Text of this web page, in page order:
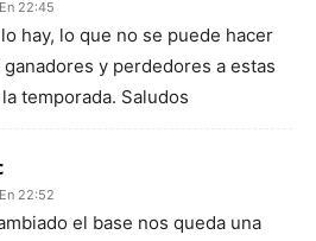
22:45
hay, lo que no se puede hacer
y perdedores a estas
temporada. Saludos
22:52
el base nos queda una